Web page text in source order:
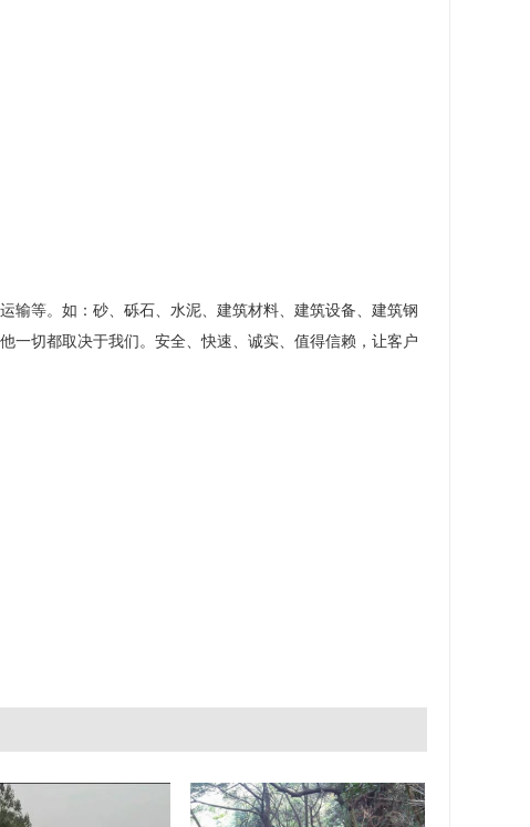
输等。如：砂、砾石、水泥、建筑材料、建筑设备、建筑钢
一切都取决于我们。安全、快速、诚实、值得信赖，让客户